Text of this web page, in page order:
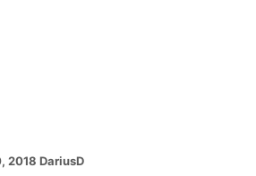
2018 DariusD